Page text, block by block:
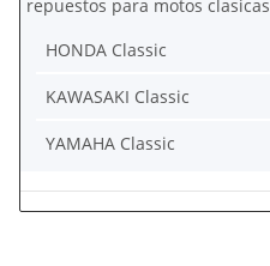
repuestos para motos clasicas
HONDA Classic
KAWASAKI Classic
YAMAHA Classic